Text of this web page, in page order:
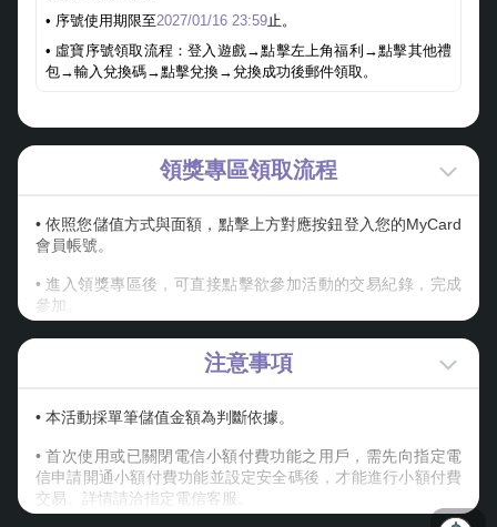
• 序號使用期限至2027/01/16 23:59止。
• 虛寶序號領取流程：登入遊戲→點擊左上角福利→點擊其他禮
包→輸入兌換碼→點擊兌換→兌換成功後郵件領取。
領獎專區領取流程
• 依照您儲值方式與面額，點擊上方對應按鈕登入您的MyCard
會員帳號。
• 進入領獎專區後，可直接點擊欲參加活動的交易紀錄，完成
參加。
• 若未有符合之儲值紀錄，請稍後或點擊更新；非儲值進
MyCard會員之交易，又未輸入會員專屬碼歸戶交易紀錄者，
• 請妥善保存可參與活動之卡號與密碼；若不慎遺失，視同放
棄此活動參加機會，MyCard客服中心恕不提供查詢卡號密碼
服務。
• 線上金流交易序號查詢可至
，查詢該筆訂
注意事項
• 本活動採單筆儲值金額為判斷依據。
• 首次使用或已關閉電信小額付費功能之用戶，需先向指定電
信申請開通小額付費功能並設定安全碼後，才能進行小額付費
交易。詳情請洽指定電信客服。